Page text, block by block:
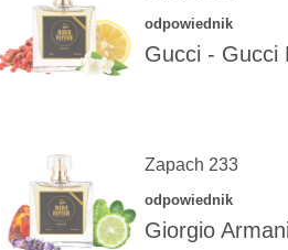
odpowiednik
Gucci - Gucci
Zapach 233
odpowiednik
Giorgio Armani